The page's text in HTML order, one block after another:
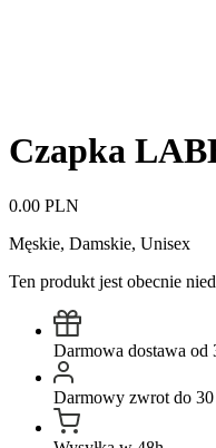
Czapka
0.00 PLN
Męskie, Damskie, Unisex
Ten produkt jest obecnie
Darmowa dostawa od
Darmowy zwrot do